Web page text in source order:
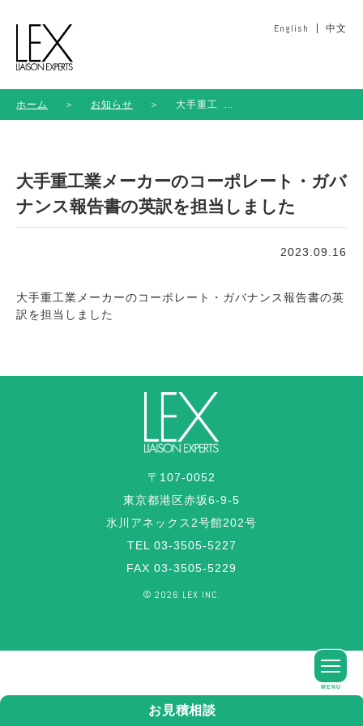
English 中文
ホーム ＞ お知らせ ＞
大手重工
業メーカ
ナンス報
告書の英
訳を担当
大手重工業メーカーのコーポレート・ガバ
ナンス報告書の英訳を担当しました
2023.09.16
大手重工業メーカーのコーポレート・ガバナンス報告書の英
訳を担当しました
お見積相談
〒107-0052
東京都港区赤坂6-9-5
氷川アネックス2号館202号
TEL 03-3505-5227
FAX 03-3505-5229
©︎ 2026 LEX INC.
MENU